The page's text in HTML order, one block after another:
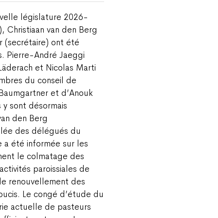
législature 2026-
Christiaan van den Berg
(secrétaire) ont été
Pierre-André Jaeggi
et Nicolas Marti
du conseil de
et d’Anouk
sont désormais
den Berg
des délégués du
a été informée sur les
le colmatage des
paroissiales de
renouvellement des
Le congé d’étude du
actuelle de pasteurs